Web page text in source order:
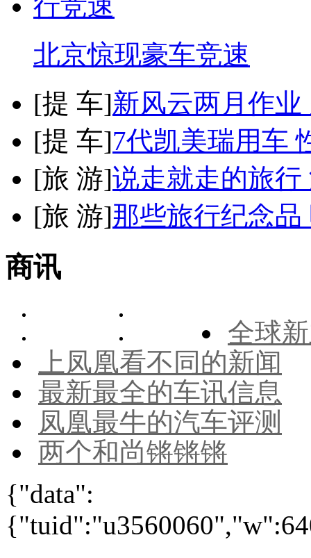
北京惊现豪车竞速
[提 车]新风云两月作
[提 车]7代凯美瑞用车
[旅 游]说走就走的旅
[旅 游]那些旅行纪念
商讯
全球
上凤凰看不同的新闻
最新最全的车讯信息
凤凰最牛的汽车评测
两个和尚锵锵锵
{"data":